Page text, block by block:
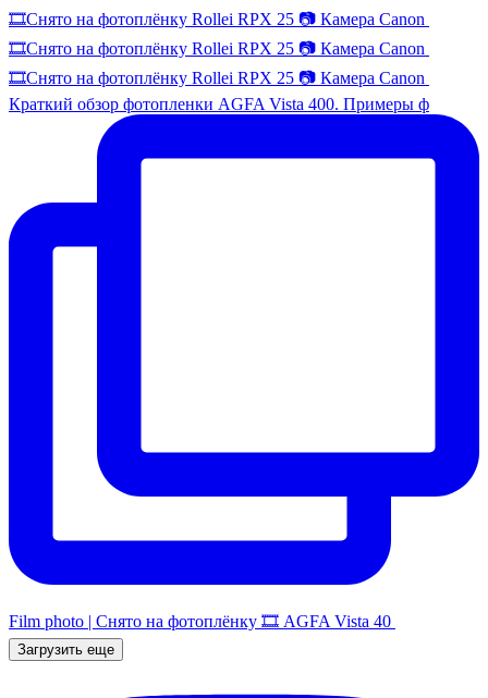
🎞️Снято на фотоплёнку Rollei RPX 25 📷 Камера Canon
🎞️Снято на фотоплёнку Rollei RPX 25 📷 Камера Canon
🎞️Снято на фотоплёнку Rollei RPX 25 📷 Камера Canon
Краткий обзор фотопленки AGFA Vista 400. Примеры ф
Film photo | Снято на фотоплёнку 🎞️ AGFA Vista 40
Загрузить еще